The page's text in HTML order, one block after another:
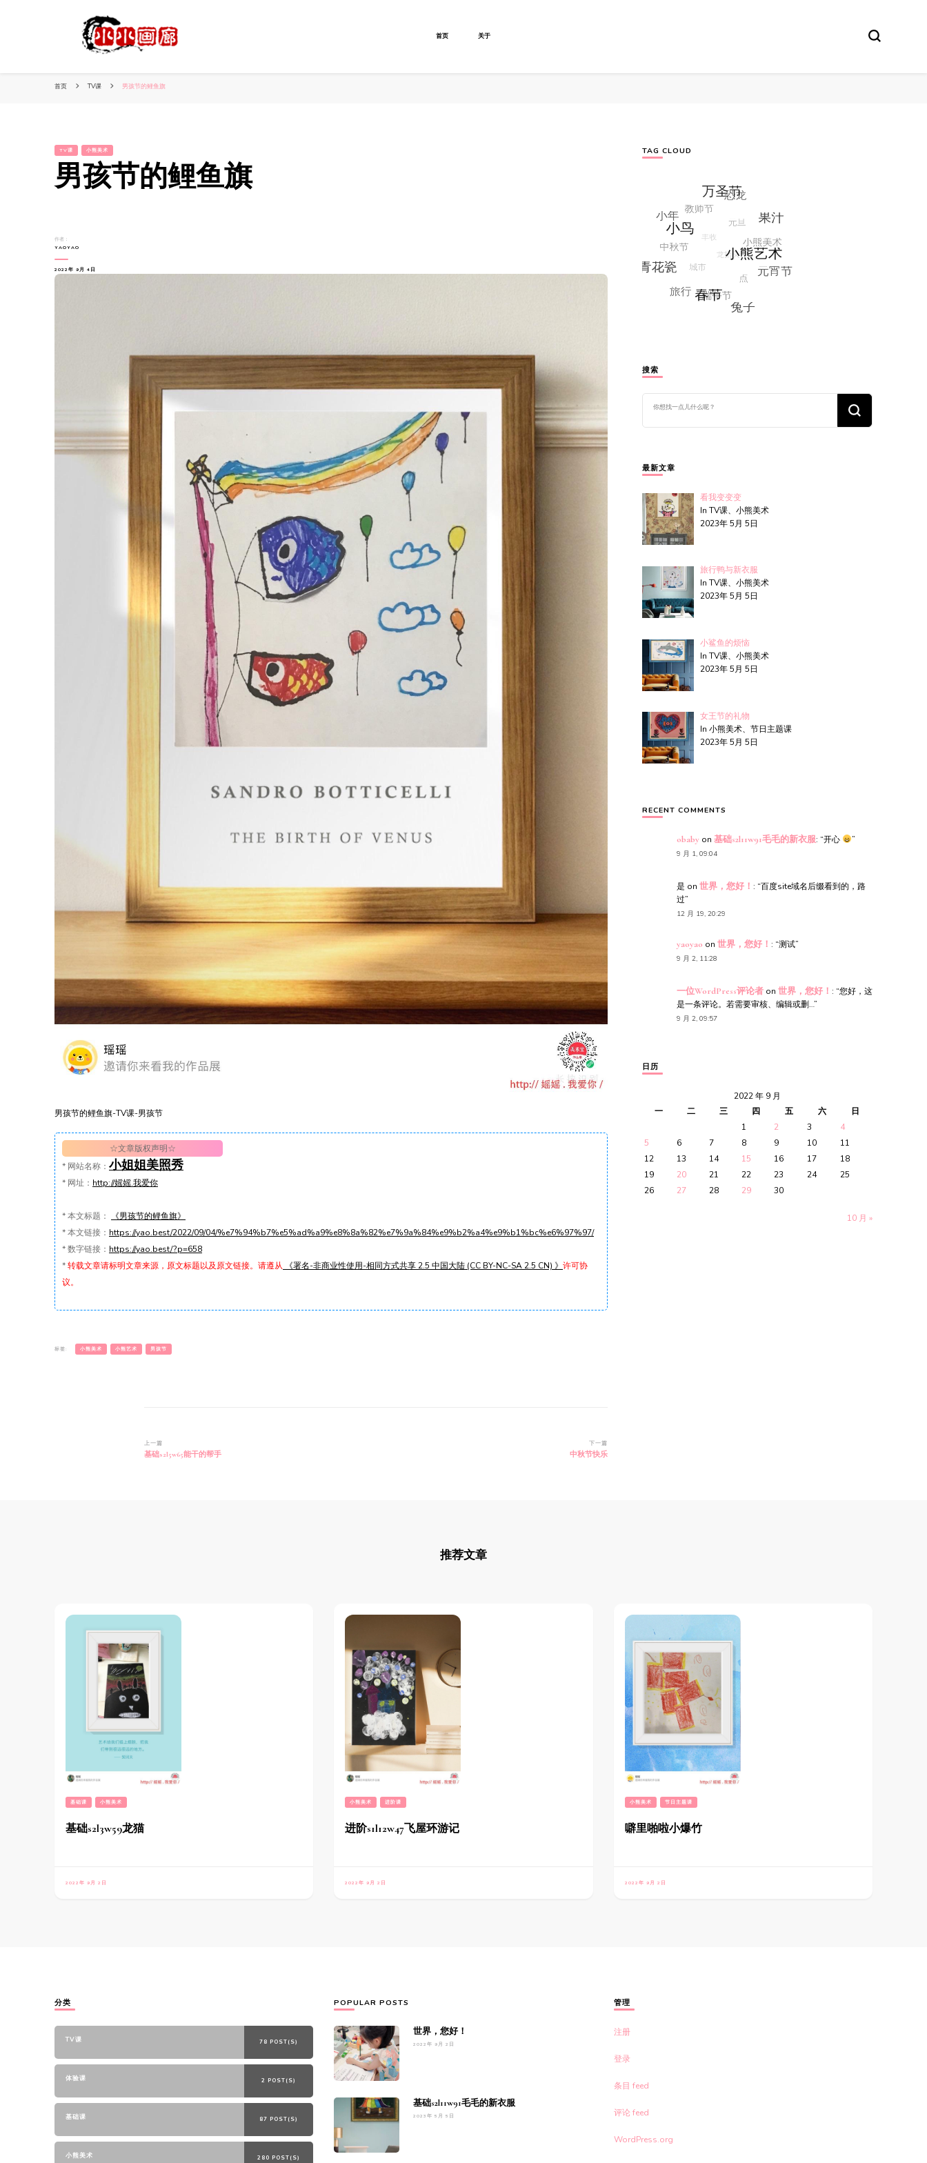
首页 关于
首页 TV课 男孩节的鲤鱼旗
TV课 小熊美术
男孩节的鲤鱼旗
作者：
YAOYAO
2022年 9月 4日
男孩节的鲤鱼旗-TV课-男孩节
☆文章版权声明☆
* 网站名称： 小姐姐美照秀
* 网址： http://媱媱.我爱你
*本文标题：
《男孩节的鲤鱼旗》
*本文链接： https://yao.best/2022/09/04/%e7%94%b7%e5%ad%a9%e8%8a%82%e7%9a%84%e9%b2%a4%e9%b1%bc%e6%97%97/
*数字链接： https://yao.best/?p=658
*转载文章请标明文章来源，原文标题以及原文链接。请遵从 《署名-非商业性使用-相同方式共享 2.5 中国大陆 (CC BY-NC-SA 2.5 CN) 》 许可协
议。
标签: 小熊美术 小熊艺术 男孩节
博
文
上一篇
基础s2l5w65能干的帮手
下一篇
中秋节快乐
TAG CLOUD
搜索
么
吗?
最新文章
看我变变变
In TV课、小熊美术
2023年 5月 5日
旅行鸭与新衣服
In TV课、小熊美术
2023年 5月 5日
小鲨鱼的烦恼
In TV课、小熊美术
2023年 5月 5日
女王节的礼物
In 小熊美术、节日主题课
2023年 5月 5日
RECENT COMMENTS
obabyon 基础s2l11w91毛毛的新衣服: “开心 ”
9 月 1, 09:04
是 on 世界，您好！ : “百度site域名后缀看到的，路
过”
12 月 19, 20:29
yaoyao on 世界，您好！ : “测试”
9 月 2, 11:28
一位WordPress评论者on 世界，您好！ : “您好，这
是一条评论。若需要审核、编辑或删…”
9 月 2, 09:57
日历
2022 年 9 月
一
二 三 四 五 六
日
1
2 3
4
5
6 7 8 9 10
11
12
13 14 15 16 17
18
19
20 21 22 23 24
25
26
27 28 29 30
10 月 »
推荐文章
基础课 小熊美术
基础s2l3w59龙猫
2022年 9月 2日
小熊美术 进阶课
进阶s1l12w47飞屋环游记
2022年 9月 2日
小熊美术 节日主题课
噼里啪啦小爆竹
2022年 9月 2日
分类
TV课 78 POST(S)
体验课 2 POST(S)
基础课 87 POST(S)
小熊美术 280 POST(S)
POPULAR POSTS
世界，您好！
2022年 9月 2日
基础s2l11w91毛毛的新衣服
2023年 5月 5日
管理
注册
登录
条目 feed
评论 feed
WordPress.org